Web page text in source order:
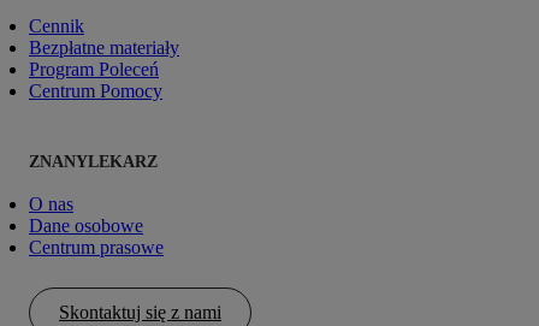
Cennik
Bezpłatne materiały
Program Poleceń
Centrum Pomocy
ZNANYLEKARZ
O nas
Dane osobowe
Centrum prasowe
Skontaktuj się z nami